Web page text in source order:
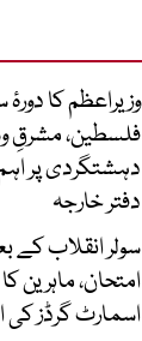
وزیراعظم کا
فلسطین، مشرقِ
دہشتگردی پر
دفتر خارجہ
سولر انقلاب کے
امتحان، ماہرین
اسمارٹ گرڈز کی